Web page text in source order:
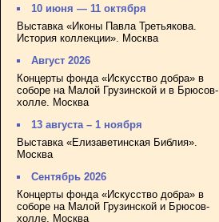
10 июня — 11 октября
Выставка «Иконы Павла Третьякова.
История коллекции». Москва
Август 2026
Концерты фонда «Искусство добра» в
соборе на Малой Грузинской и в Брюсов-
холле. Москва
13 августа – 1 ноября
Выставка «Елизаветинская Библия».
Москва
Сентябрь 2026
Концерты фонда «Искусство добра» в
соборе на Малой Грузинской и Брюсов-
холле. Москва